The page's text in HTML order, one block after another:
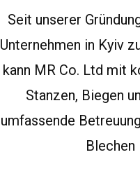
Seit unserer
Unternehmen in Kyiv
kann MR Co. Ltd mit
Stanzen, Biegen
umfassende